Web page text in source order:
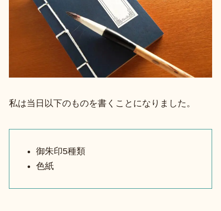
私は当日以下のものを書くことになりました。
御朱印5種類
色紙